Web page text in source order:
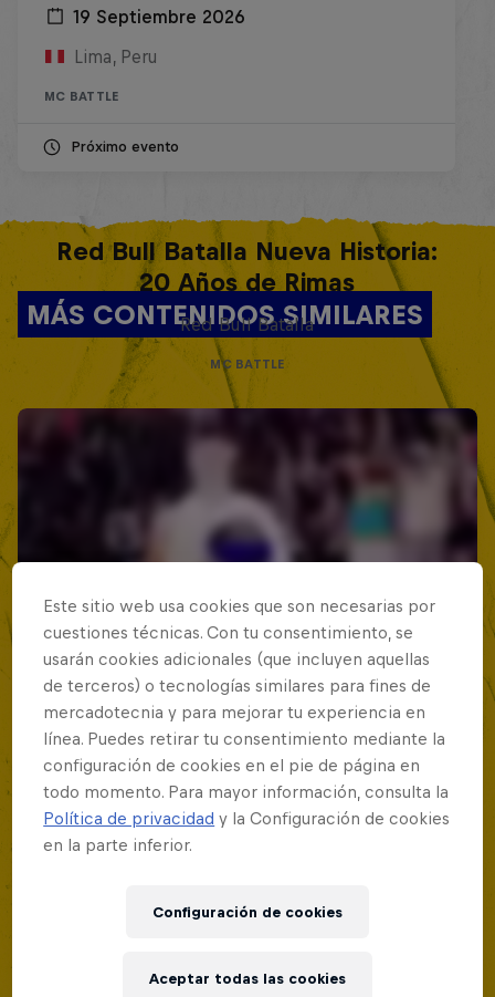
19 Septiembre 2026
Lima, Peru
MC BATTLE
Próximo evento
MÁS CONTENIDOS SIMILARES
Red Bull Batalla Nueva Historia:
20 Años de Rimas
Red Bull Batalla
MC BATTLE
Este sitio web usa cookies que son necesarias por
cuestiones técnicas. Con tu consentimiento, se
usarán cookies adicionales (que incluyen aquellas
de terceros) o tecnologías similares para fines de
mercadotecnia y para mejorar tu experiencia en
línea. Puedes retirar tu consentimiento mediante la
configuración de cookies en el pie de página en
todo momento. Para mayor información, consulta la
Política de privacidad y la Configuración de cookies
en la parte inferior.
Configuración de cookies
Aceptar todas las cookies